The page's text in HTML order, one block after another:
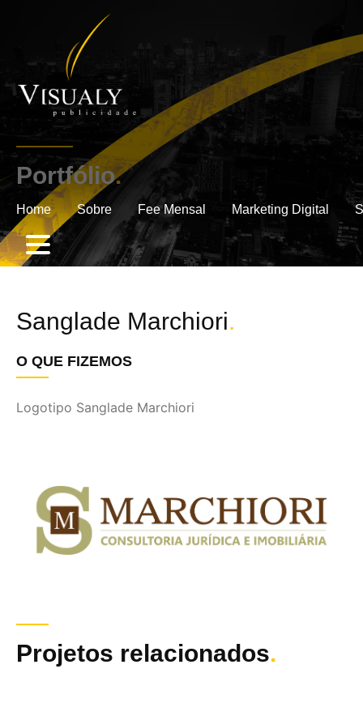
Home Sobre Fee Mensal Marketing Digital
Portfólio.
Sanglade Marchiori.
O QUE FIZEMOS
Logotipo Sanglade Marchiori
Projetos relacionados.